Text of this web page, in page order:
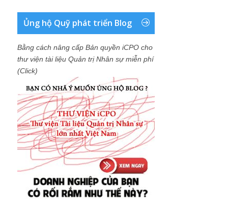
Ủng hộ Quỹ phát triển Blog
Bằng cách nâng cấp Bản quyền iCPO cho
thư viện tài liệu Quản trị Nhân sự miễn phí
(Click)